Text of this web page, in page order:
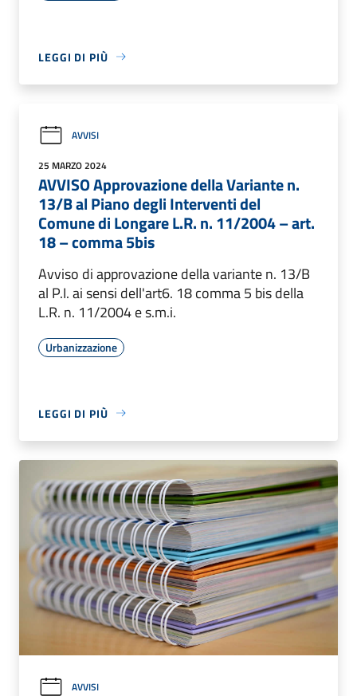
LEGGI DI PIÙ
AVVISI
25 MARZO 2024
AVVISO Approvazione della Variante n.
13/B al Piano degli Interventi del
Comune di Longare L.R. n. 11/2004 – art.
18 – comma 5bis
Avviso di approvazione della variante n. 13/B
al P.I. ai sensi dell'art6. 18 comma 5 bis della
L.R. n. 11/2004 e s.m.i.
Urbanizzazione
LEGGI DI PIÙ
AVVISI